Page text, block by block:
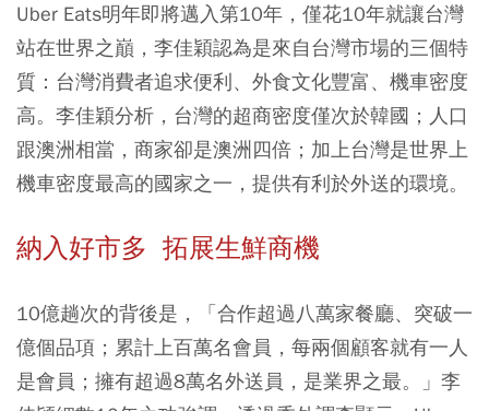
Uber Eats明年即將邁入第10年，僅花10年就讓台灣
站在世界之巔，李佳穎認為是來自台灣市場的三個特
質：台灣消費者追求便利、外食文化豐富、機車密度
高。李佳穎分析，台灣的超商密度僅次於韓國；人口
跟澳洲相當，商家卻是澳洲四倍；加上台灣是世界上
機車密度最高的國家之一，提供有利於外送的環境。
納入好市多 拓展生鮮商機
10億趟次的背後是，「合作超過八萬家餐廳、突破一
億個品項；累計上百萬名會員，每兩個顧客就有一人
是會員；擁有超過8萬名外送員，是業界之最。」李